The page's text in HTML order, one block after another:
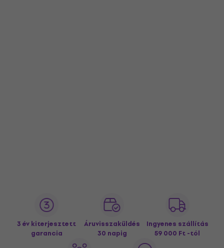
3 év kiterjesztett
garancia
Áruvisszaküldés
30 napig
Ingyenes szállítás
59 000 Ft -tól